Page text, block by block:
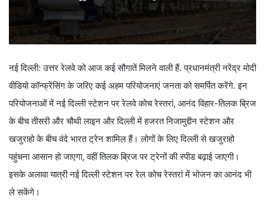
नई दिल्ली: उत्तर रेलवे को आज कई सौगातें मिलने वाली हैं. प्रधानमंत्री नरेंद्र मोदी
वीडियो कॉन्फ्रेंसिंग के जरिए कई अहम परियोजनाएं जनता को समर्पित करेंगे. इन
परियोजनाओं में नई दिल्ली स्टेशन पर रेलवे कोच रेस्तरां, आनंद विहार-तिलक ब्रिज
के बीच तीसरी और चौथी लाइन और दिल्ली में हजरत निजामुद्दीन स्टेशन और
खजुराहो के बीच वंदे भारत ट्रेन शामिल हैं। लोगों के लिए दिल्ली से खजुराहो
पहुंचना आसान हो जाएगा, वहीं तिलक ब्रिज पर ट्रेनों की स्पीड बढ़ाई जाएगी।
इसके अलावा यात्री नई दिल्ली स्टेशन पर रेल कोच रेस्तरां में भोजन का आनंद भी
ले सकेंगे।